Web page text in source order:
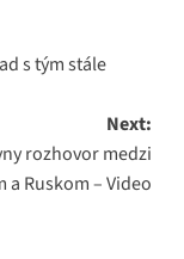
s tým stále
Next:
rozhovor medzi
a Ruskom – Video